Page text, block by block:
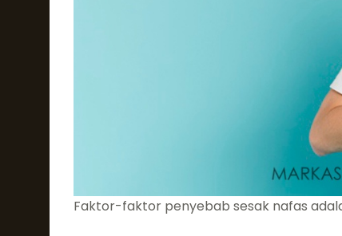
Faktor-faktor penyebab sesak nafas